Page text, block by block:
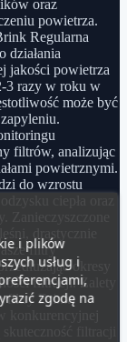
oraz
powietrza.
Regularna
działania
jakości powietrza
3 razy w roku w
może być
filtrów, analizując
powietrznymi.
do wzrostu
ciepła oraz
Zanieczyszczone
drastycznie
filtry
okresy
filtracji. Zalety
filtry Brink,
konkurencyjnej
filtracji
i plików
usług i
zgodę na